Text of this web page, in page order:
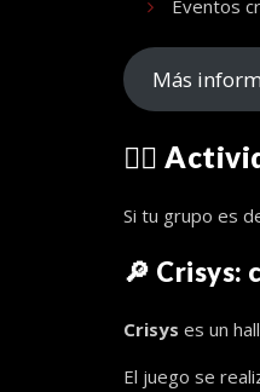
Eventos
Más
🕵️‍♂️
Si tu grupo es
🔎 Crisys:
Crisys es un
El juego se